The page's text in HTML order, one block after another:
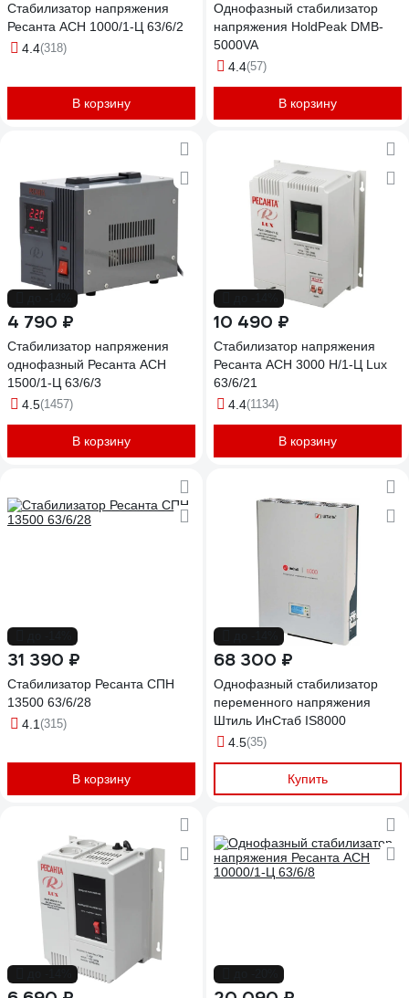
Стабилизатор напряжения
Ресанта АСН 1000/1-Ц 63/6/2
4.4(318)
В корзину
Однофазный стабилизатор
напряжения HoldPeak DMB-
5000VA
4.4(57)
В корзину
4 790 ₽
Стабилизатор напряжения
однофазный Ресанта АСН
1500/1-Ц 63/6/3
4.5(1457)
В корзину
10 490 ₽
Стабилизатор напряжения
Ресанта АСН 3000 Н/1-Ц Lux
63/6/21
4.4(1134)
В корзину
31 390 ₽
Стабилизатор Ресанта СПН
13500 63/6/28
4.1 (315)
В корзину
68 300 ₽
Однофазный стабилизатор
переменного напряжения
Штиль ИнСтаб IS8000
4.5(35)
Купить